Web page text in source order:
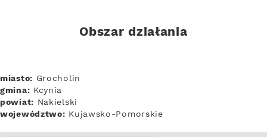
Obszar działania
miasto: Grocholin
gmina: Kcynia
powiat: Nakielski
województwo: Kujawsko-Pomorskie